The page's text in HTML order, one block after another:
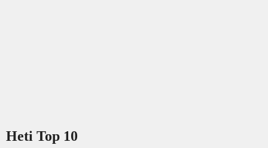
Heti Top 10